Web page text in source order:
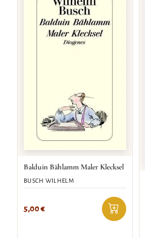
Balduin Bählamm Maler Klecksel
BUSCH WILHELM
5,00€